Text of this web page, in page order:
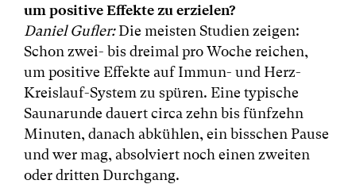
um positive Effekte zu erzielen?
Daniel Gufler:Die meisten Studien zeigen:
Schon zwei- bis dreimal pro Woche reichen,
um positive Effekte auf Immun- und Herz-
Kreislauf-System zu spüren. Eine typische
Saunarunde dauert circa zehn bis fünfzehn
Minuten, danach abkühlen, ein bisschen Pause
und wer mag, absolviert noch einen zweiten
oder dritten Durchgang.